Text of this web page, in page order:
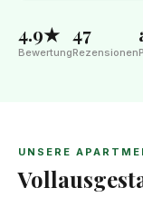
4.9★
Bewertung
47
Rezensionen
UNSERE